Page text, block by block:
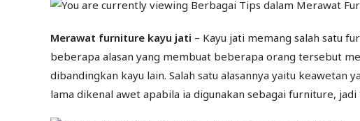
Merawat furniture kayu jati – Kayu jati memang salah satu
beberapa alasan yang membuat beberapa orang tersebut
dibandingkan kayu lain. Salah satu alasannya yaitu keawetan
lama dikenal awet apabila ia digunakan sebagai furniture,